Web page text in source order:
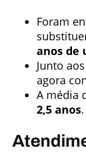
Foram
anos de
Junto
agora
A média
2,5 anos.